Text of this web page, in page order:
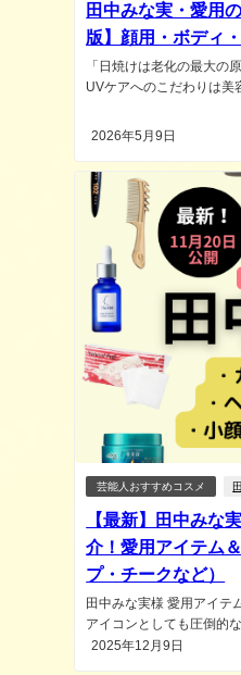
田中みな実・愛用
版】顔用・ボディ
「日焼けは老化の最大の
UVケアへのこだわりは美
2026年5月9日
芸能人おすすめコスメ
【最新】田中みな
介！愛用アイテム
プ・チークなど）
田中みな実様 愛用アイテ
アイコンとしても圧倒的
2025年12月9日